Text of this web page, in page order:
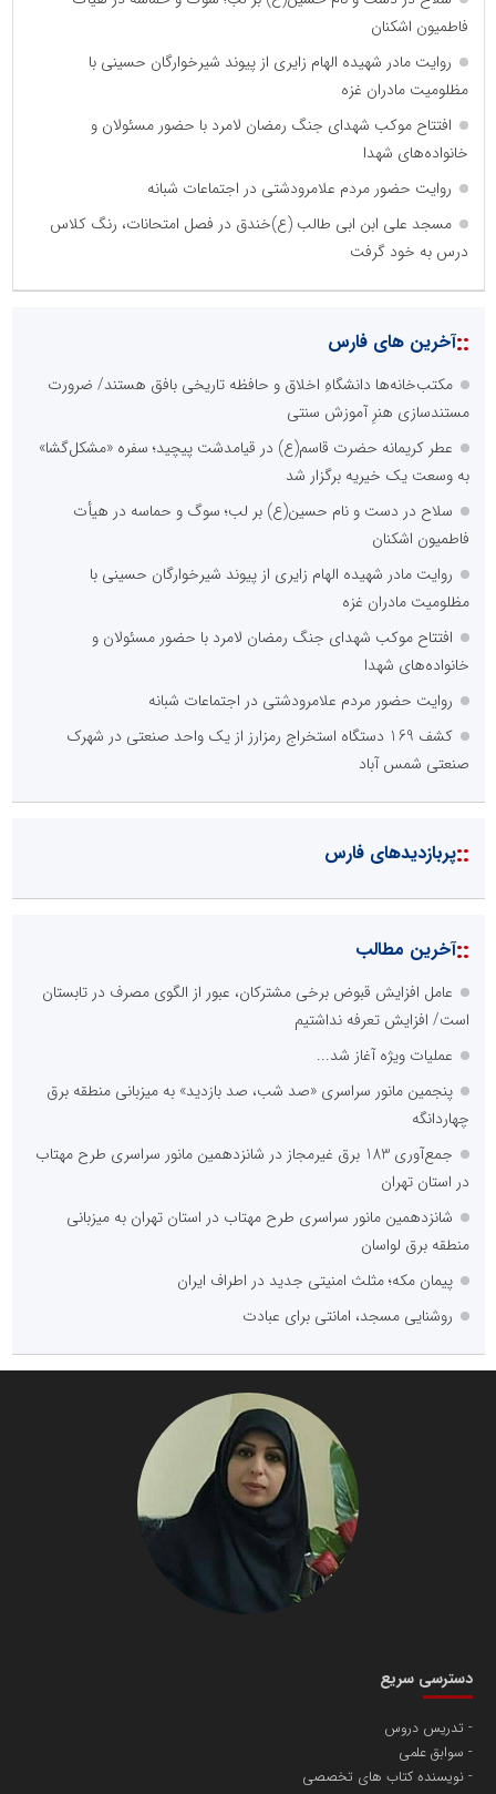
فاطمیون اشکنان
روایت مادر شهیده الهام زایری از پیوند شیرخوارگان حسینی با
مظلومیت مادران غزه
افتتاح موکب شهدای جنگ رمضان لامرد با حضور مسئولان و
خانواده‌های شهدا
روایت حضور مردم علامرودشتی در اجتماعات شبانه
مسجد علی ابن ابی طالب (ع)خندق در فصل امتحانات، رنگ کلاس
درس به خود گرفت
::آخرین های فارس
مکتب‌خانه‌ها دانشگاهِ اخلاق و حافظه تاریخی بافق هستند/ ضرورت
مستندسازی هنرِ آموزش سنتی
عطر کریمانه حضرت قاسم(ع) در قیامدشت پیچید؛ سفره «مشکل‌گشا»
به وسعت یک خیریه برگزار شد
سلاح در دست و نام حسین(ع) بر لب؛ سوگ و حماسه در هیأت
فاطمیون اشکنان
روایت مادر شهیده الهام زایری از پیوند شیرخوارگان حسینی با
مظلومیت مادران غزه
افتتاح موکب شهدای جنگ رمضان لامرد با حضور مسئولان و
خانواده‌های شهدا
روایت حضور مردم علامرودشتی در اجتماعات شبانه
کشف 169 دستگاه استخراج رمزارز از یک واحد صنعتی در شهرک
صنعتی شمس آباد
::پربازدیدهای فارس
::آخرین مطالب
عامل افزایش قبوض برخی مشترکان، عبور از الگوی مصرف در تابستان
است/ افزایش تعرفه نداشتیم
عملیات ویژه آغاز شد...
پنجمین مانور سراسری «صد شب، صد بازدید» به میزبانی منطقه برق
چهاردانگه
جمع‌آوری 183 برق غیرمجاز در شانزدهمین مانور سراسری طرح مهتاب
در استان تهران
شانزدهمین مانور سراسری طرح مهتاب در استان تهران به میزبانی
منطقه برق لواسان
پیمان مکه؛ مثلث امنیتی جدید در اطراف ایران
روشنایی مسجد، امانتی برای عبادت
دسترسی سریع
تدریس دروس
سوابق علمی
نویسنده کتاب های تخصصی